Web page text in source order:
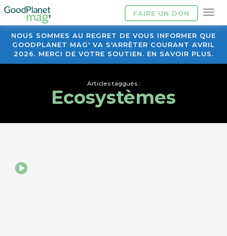
FAIRE UN DON
NOUS SOMMES AU REGRET DE VOUS INFORMER QUE
GOODPLANET MAG' VA S'ARRÊTER COURANT AVRIL
2026. MERCI DE VOTRE SOUTIEN. EN SAVOIR PLUS.
Articles taggués :
Ecosystèmes